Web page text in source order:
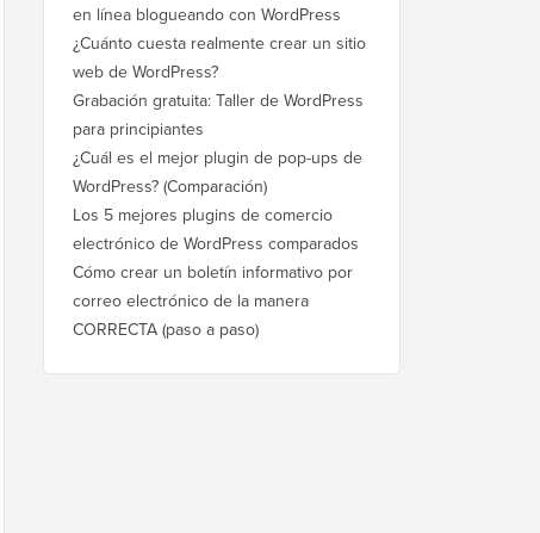
en línea blogueando con WordPress
¿Cuánto cuesta realmente crear un sitio
web de WordPress?
Grabación gratuita: Taller de WordPress
para principiantes
¿Cuál es el mejor plugin de pop-ups de
WordPress? (Comparación)
Los 5 mejores plugins de comercio
electrónico de WordPress comparados
Cómo crear un boletín informativo por
correo electrónico de la manera
CORRECTA (paso a paso)